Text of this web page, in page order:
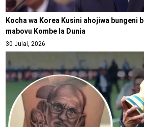
Kocha wa Korea Kusini ahojiwa bungeni
mabovu Kombe la Dunia
30 Julai, 2026